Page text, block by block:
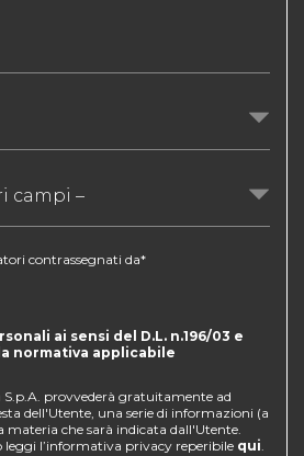
campi –
contrassegnati da*
ai sensi del D.L. n.196/03 e
normativa applicabile
S.p.A. provvederà gratuitamente ad
dell'Utente, una serie di informazioni (a
materia che sarà indicata dall'Utente.
leggi l’informativa privacy reperibile qui.